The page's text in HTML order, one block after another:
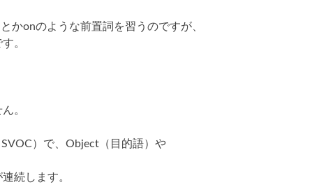
かonのような前置詞を習うのですが、
。
。
）で、Object（目的語）や
続します。